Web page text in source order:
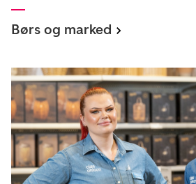
Børs og marked